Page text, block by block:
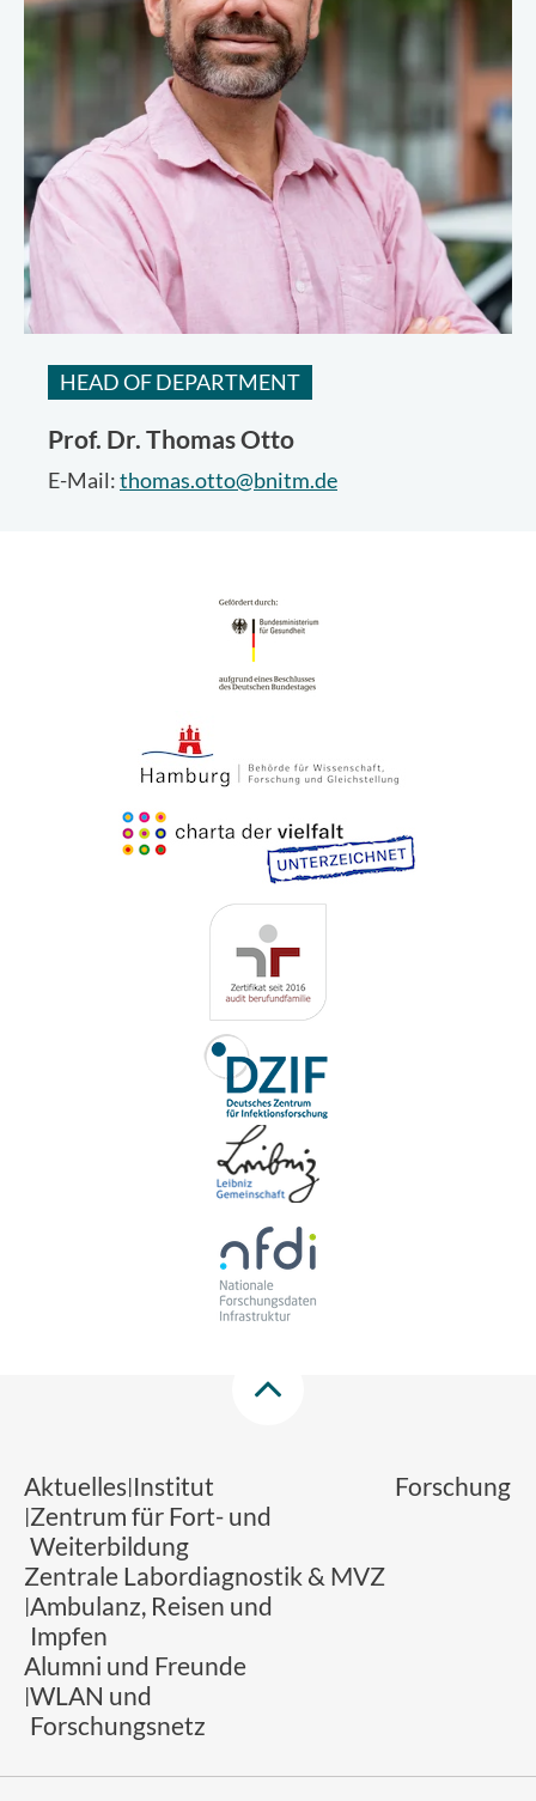
HEAD OF DEPARTMENT
Prof. Dr. Thomas Otto
E-Mail:thomas.otto@bnitm.de
Aktuelles Institut
Forschung
Zentrum für Fort- und
Weiterbildung
Zentrale Labordiagnostik & MVZ
Ambulanz, Reisen und
Impfen
Alumni und Freunde
WLAN und
Forschungsnetz